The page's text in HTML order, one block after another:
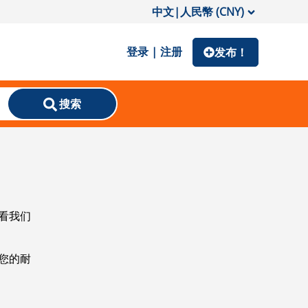
中文| 人民幣 (CNY)
登录 | 注册 发布！
搜索
我们
的耐